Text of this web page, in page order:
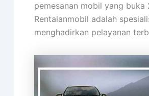
pemesanan mobil yang
Rentalanmobil adalah
menghadirkan pelayanan